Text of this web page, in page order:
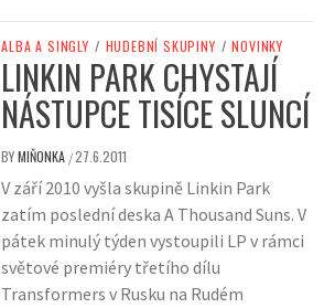
ALBA A SINGLY / HUDEBNÍ SKUPINY / NOVINKY
LINKIN PARK CHYSTAJÍ
NÁSTUPCE TISÍCE SLUNCÍ
BYMIŇONKA /27.6.2011
V září 2010 vyšla skupině Linkin Park
zatím poslední deska A Thousand Suns. V
pátek minulý týden vystoupili LP v rámci
světové premiéry třetího dílu
Transformers v Rusku na Rudém